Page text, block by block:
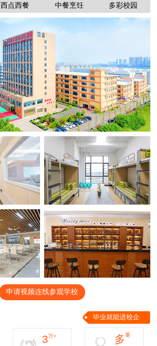
西点西餐 中餐烹饪 多彩校园
申请视频连线参观学校
毕业就能进校企
3万+ 多重